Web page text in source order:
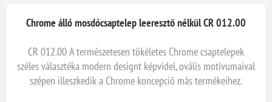
Chrome álló mosdócsaptelep leeresztő nélkül CR 012.00
CR 012.00 A természetesen tökéletes Chrome csaptelepek
széles választéka modern designt képvidel, ovális motívumaival
szépen illeszkedik a Chrome koncepció más termékeihez.